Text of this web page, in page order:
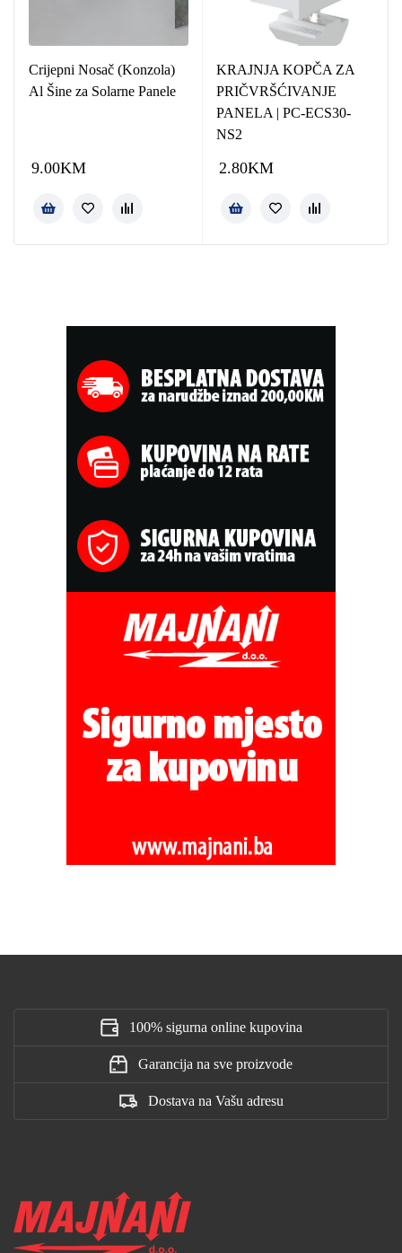
Crijepni Nosač (Konzola)
Al Šine za Solarne Panele
9.00KM
KRAJNJA KOPČA ZA
PRIČVRŠĆIVANJE
PANELA | PC-ECS30-
NS2
2.80KM
100% sigurna online kupovina
Garancija na sve proizvode
Dostava na Vašu adresu